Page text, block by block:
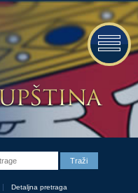
Detaljna pretraga